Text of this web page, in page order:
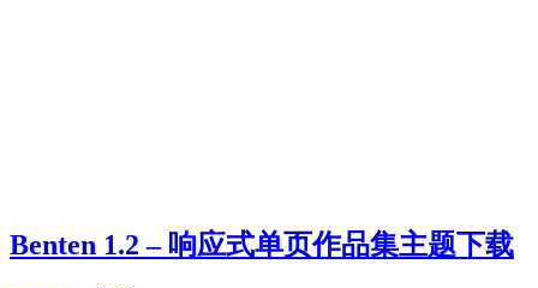
Benten 1.2 – 响应式单页作品集主题下载